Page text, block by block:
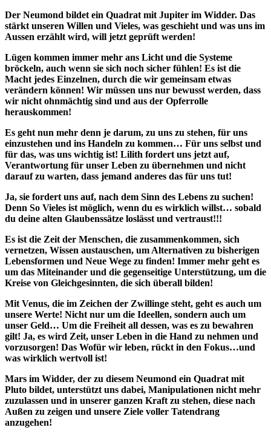
Der Neumond bildet ein Quadrat mit Jupiter im Widder. Das
stärkt unseren Willen und Vieles, was geschieht und was uns im
Aussen erzählt wird, will jetzt geprüft werden!
Lügen kommen immer mehr ans Licht und die Systeme
bröckeln, auch wenn sie sich noch sicher fühlen! Es ist die
Macht jedes Einzelnen, durch die wir gemeinsam etwas
verändern können! Wir müssen uns nur bewusst werden, dass
wir nicht ohnmächtig sind und aus der Opferrolle
herauskommen!
Es geht nun mehr denn je darum, zu uns zu stehen, für uns
einzustehen und ins Handeln zu kommen… Für uns selbst und
für das, was uns wichtig ist! Lilith fordert uns jetzt auf,
Verantwortung für unser Leben zu übernehmen und nicht
darauf zu warten, dass jemand anderes das für uns tut!
Ja, sie fordert uns auf, nach dem Sinn des Lebens zu suchen!
Denn So Vieles ist möglich, wenn du es wirklich willst… sobald
du deine alten Glaubenssätze loslässt und vertraust!!!
Es ist die Zeit der Menschen, die zusammenkommen, sich
vernetzen, Wissen austauschen, um Alternativen zu bisherigen
Lebensformen und Neue Wege zu finden! Immer mehr geht es
um das Miteinander und die gegenseitige Unterstützung, um die
Kreise von Gleichgesinnten, die sich überall bilden!
Mit Venus, die im Zeichen der Zwillinge steht, geht es auch um
unsere Werte! Nicht nur um die Ideellen, sondern auch um
unser Geld… Um die Freiheit all dessen, was es zu bewahren
gilt! Ja, es wird Zeit, unser Leben in die Hand zu nehmen und
vorzusorgen! Das Wofür wir leben, rückt in den Fokus…und
was wirklich wertvoll ist!
Mars im Widder, der zu diesem Neumond ein Quadrat mit
Pluto bildet, unterstützt uns dabei, Manipulationen nicht mehr
zuzulassen und in unserer ganzen Kraft zu stehen, diese nach
Außen zu zeigen und unsere Ziele voller Tatendrang
anzugehen!